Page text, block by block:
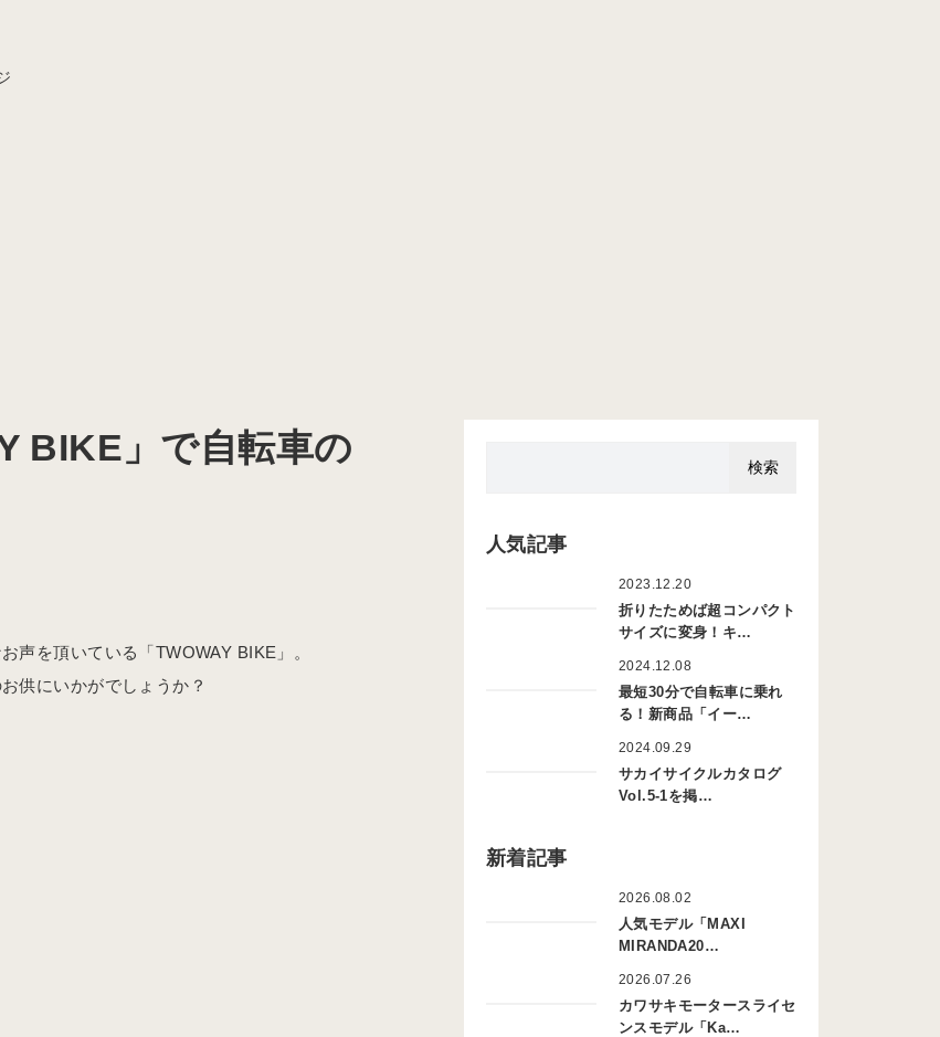
BIKE」で自転車の
声を頂いている「TWOWAY BIKE」。
供にいかがでしょうか？
人気記事
2023.12.20
折りたためば超コンパクト
サイズに変身！キ…
2024.12.08
最短30分で自転車に乗れ
る！新商品「イー…
2024.09.29
サカイサイクルカタログ
Vol.5-1を掲…
新着記事
2026.08.02
人気モデル「MAXI
MIRANDA20…
2026.07.26
カワサキモータースライセ
ンスモデル「Ka…